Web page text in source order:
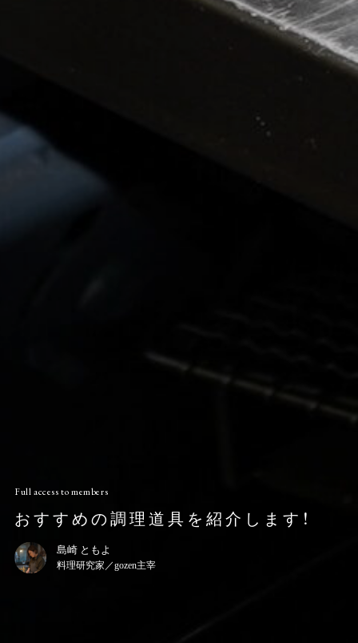
Full access to members
おすすめの調理道具を紹介します！
島崎 ともよ
料理研究家／gozen主宰